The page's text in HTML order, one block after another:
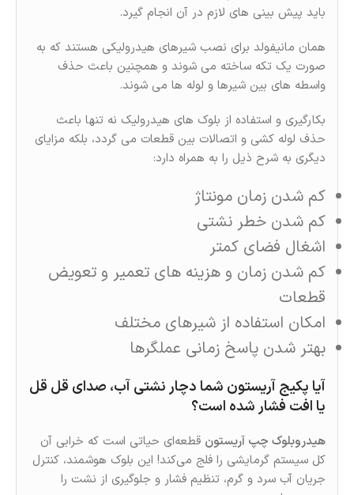
باید پیش بینی های لازم در آن انجام گیرد.
همان مانیفولد برای نصب شیرهای هیدرولیکی هستند که به
صورت یک تکه ساخته می شوند و همچنین باعث حذف
واسطه های بین شیرها و لوله ها می شوند.
بکارگیری و استفاده از بلوک های هیدرولیک نه تنها باعث
حذف لوله کشی و اتصالات بین قطعات می گردد، بلکه مزایای
دیگری به شرح ذیل را به همراه دارد:
کم شدن زمان مونتاژ
کم شدن خطر نشتی
اشغال فضای کمتر
کم شدن زمان و هزینه های تعمیر و تعویض
قطعات
امکان استفاده از شیرهای مختلف
بهتر شدن پاسخ زمانی عملگرها
آیا پکیج آریستون شما دچار نشتی آب، صدای قل قل
یا افت فشار شده است؟
هیدروبلوک چپ آریستون قطعه‌ای حیاتی است که خرابی آن
کل سیستم گرمایشی را فلج می‌کند! این بلوک هوشمند، کنترل
جریان آب سرد و گرم، تنظیم فشار و جلوگیری از نشت را